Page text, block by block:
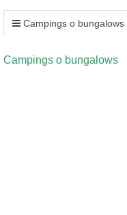
Campings o bungalows
Campings o bungalows